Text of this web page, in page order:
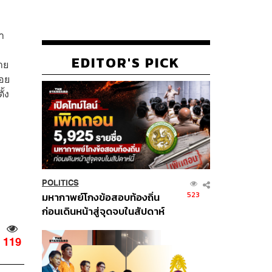
ย
ง
119
EDITOR'S PICK
POLITICS
มหากาพย์โกงข้อสอบท้องถิ่น
ก่อนเดินหน้าสู่จุดจบในสัปดาห์
523